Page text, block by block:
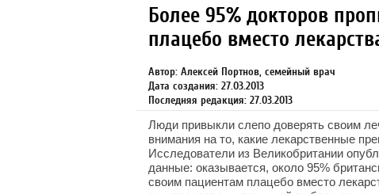
Более 95% докторов
плацебо вместо
Автор: Алексей Портнов, семейный врач
Дата создания: 27.03.2013
Последняя редакция: 27.03.2013
Люди привыкли слепо доверять своим
внимания на то, какие лекарственные
Исследователи из Великобритании
данные: оказывается, около 95%
своим пациентам плацебо вместо